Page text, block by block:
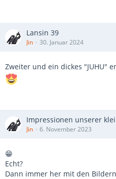
Lansin 39
Jin 30. Januar 2024
Zweiter und ein dickes "JUHU"
Impressionen unserer
Jin 6. November 2023
😁
Echt?
Dann immer her mit den